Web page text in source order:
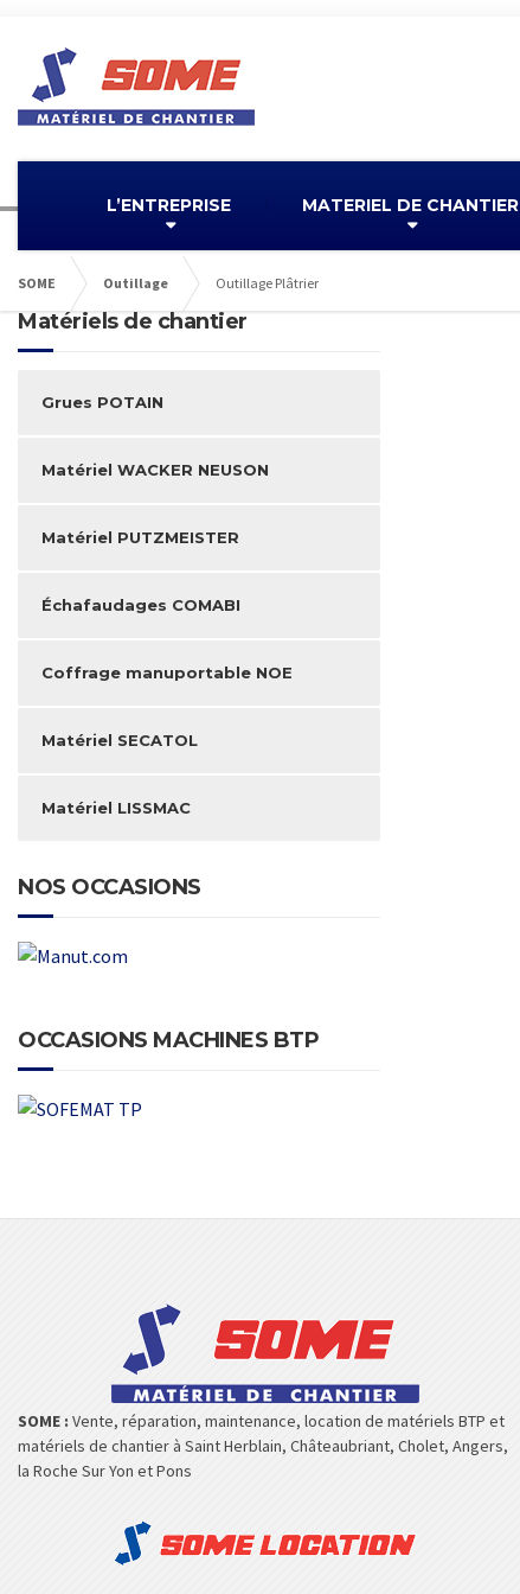
L’ENTREPRISE MATERIEL DE CHANTIER
SOME Outillage Outillage Plâtrier
Matériels de chantier
Grues POTAIN
Matériel WACKER NEUSON
Matériel PUTZMEISTER
Échafaudages COMABI
Coffrage manuportable NOE
Matériel SECATOL
Matériel LISSMAC
NOS OCCASIONS
OCCASIONS MACHINES BTP
SOME : Vente, réparation, maintenance, location de matériels BTP et
matériels de chantier à Saint Herblain, Châteaubriant, Cholet, Angers,
la Roche Sur Yon et Pons